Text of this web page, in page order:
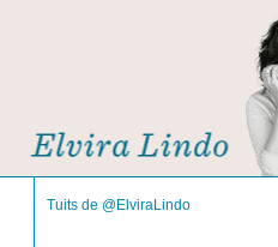
Tuits de @ElviraLindo